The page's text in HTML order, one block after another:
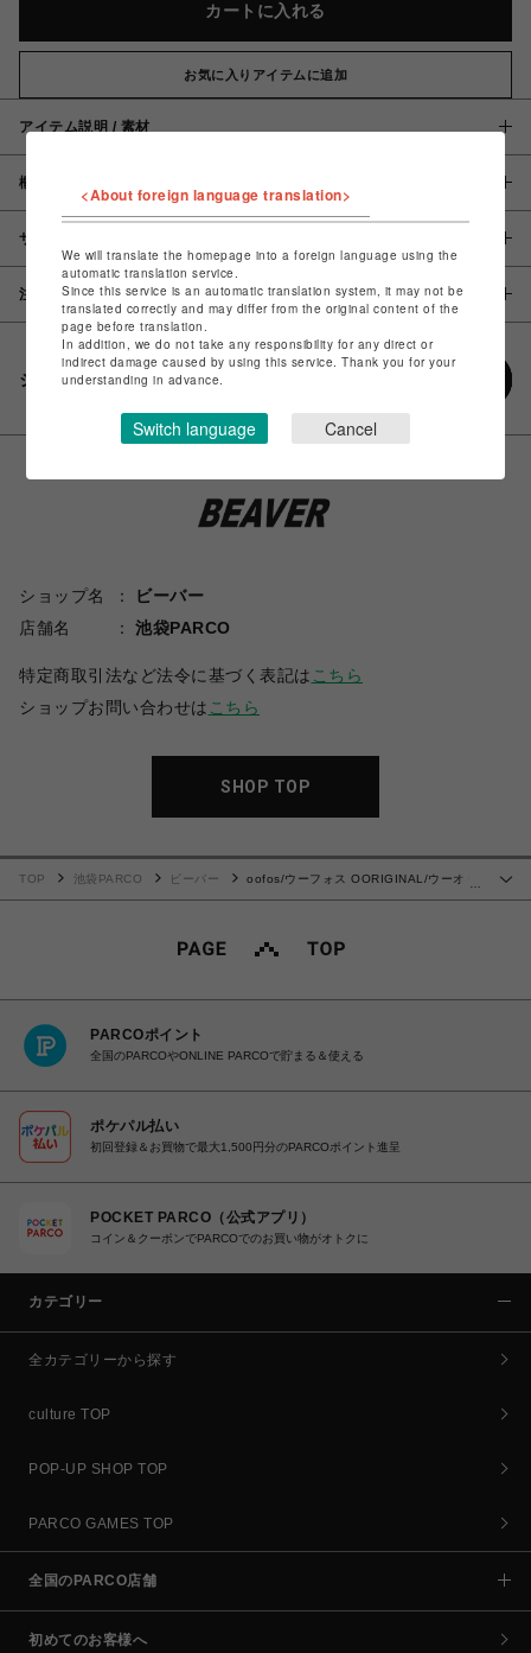
カートに入れる
お気に入りアイテムに追加
アイテム説明 / 素材
概要
サイズ
注意事項
シェアする
ショップ名
ビーバー
店舗名
池袋PARCO
特定商取引法など法令に基づく表記は こちら
ショップお問い合わせは こちら
SHOP TOP
TOP 池袋PARCO ビーバー
oofos/ウーフォス OORIGINAL/ウーオリ
PARCOポイント
全国のPARCOやONLINE PARCOで貯まる＆使える
ポケパル払い
初回登録＆お買物で最大1,500円分のPARCOポイント進呈
POCKET PARCO（公式アプリ）
コイン＆クーポンでPARCOでのお買い物がオトクに
カテゴリー
全カテゴリーから探す
culture TOP
POP-UP SHOP TOP
PARCO GAMES TOP
全国のPARCO店舗
初めてのお客様へ
<About foreign language translation>
We will translate the homepage into a foreign language using the
automatic translation service.
Since this service is an automatic translation system, it may not be
translated correctly and may differ from the original content of the
page before translation.
In addition, we do not take any responsibility for any direct or
indirect damage caused by using this service. Thank you for your
understanding in advance.
Switch language Cancel